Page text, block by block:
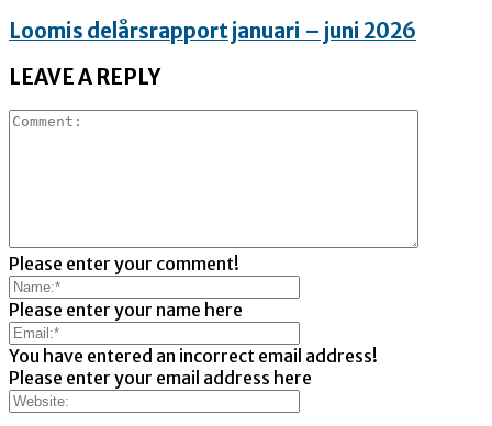
Loomis delårsrapport januari – juni 2026
LEAVE A REPLY
Please enter your comment!
Please enter your name here
You have entered an incorrect email address!
Please enter your email address here